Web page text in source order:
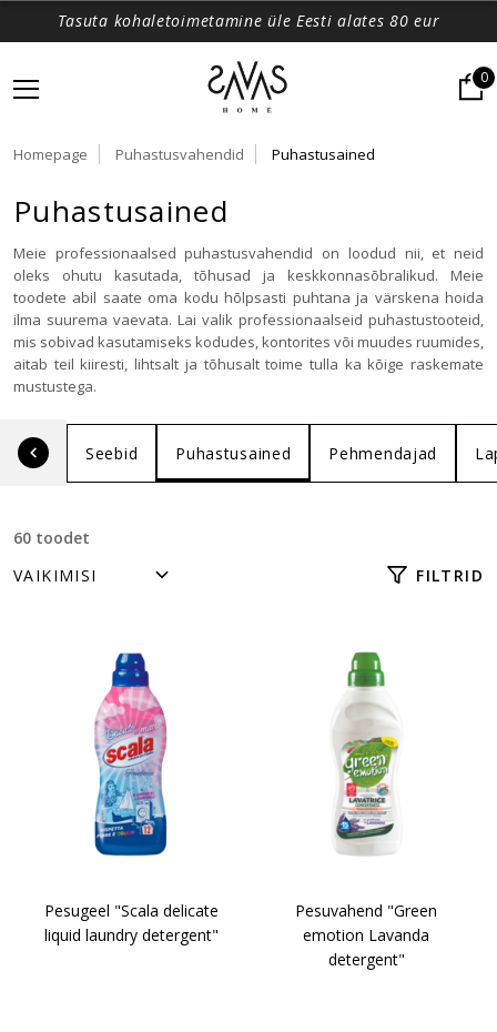
Tasuta kohaletoimetamine üle Eesti alates 80 eur
0
Homepage Puhastusvahendid Puhastusained
Puhastusained
Meie professionaalsed puhastusvahendid on loodud nii, et neid
oleks ohutu kasutada, tõhusad ja keskkonnasõbralikud. Meie
toodete abil saate oma kodu hõlpsasti puhtana ja värskena hoida
ilma suurema vaevata. Lai valik professionaalseid puhastustooteid,
mis sobivad kasutamiseks kodudes, kontorites või muudes ruumides,
aitab teil kiiresti, lihtsalt ja tõhusalt toime tulla ka kõige raskemate
mustustega.
Seebid Puhastusained Pehmendajad
60 toodet
FILTRID
Pesugeel "Scala delicate
liquid laundry detergent"
Pesuvahend "Green
emotion Lavanda
detergent"